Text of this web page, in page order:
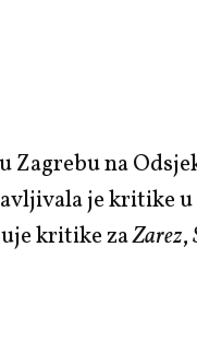
na
je kritike
kritike zaZarez,